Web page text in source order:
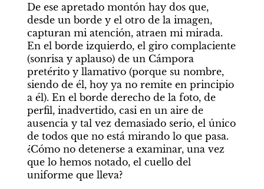
De ese apretado montón hay dos que,
desde un borde y el otro de la imagen,
capturan mi atención, atraen mi mirada.
En el borde izquierdo, el giro complaciente
(sonrisa y aplauso) de un Cámpora
pretérito y llamativo (porque su nombre,
siendo de él, hoy ya no remite en principio
a él). En el borde derecho de la foto, de
perfil, inadvertido, casi en un aire de
ausencia y tal vez demasiado serio, el único
de todos que no está mirando lo que pasa.
¿Cómo no detenerse a examinar, una vez
que lo hemos notado, el cuello del
uniforme que lleva?